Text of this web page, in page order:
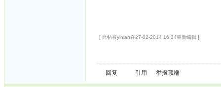
[ 此帖被yinlan在27-02-2014 16:34重新编辑 ]
回复 引用 举报顶端